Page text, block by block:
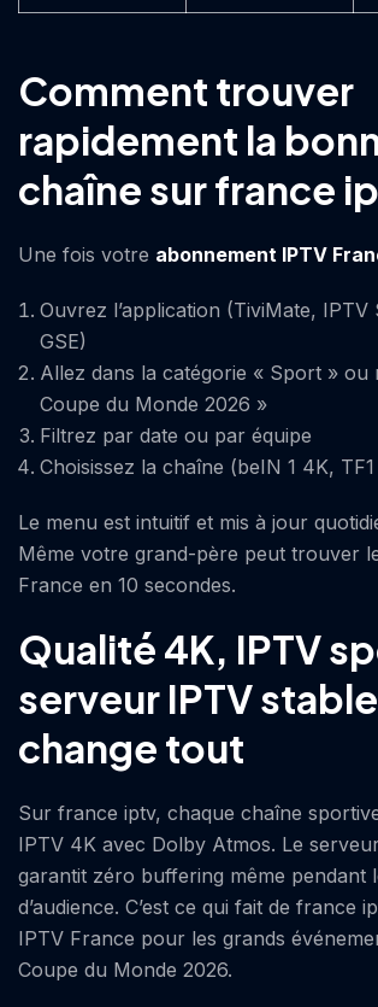
Comment trouver
rapidement la
chaîne sur france
Une fois votre abonnement IPTV
Ouvrez l’application (TiviMate, IPTV
GSE)
Allez dans la catégorie « Sport » ou
Coupe du Monde 2026 »
Filtrez par date ou par équipe
Choisissez la chaîne (beIN 1 4K,
Le menu est intuitif et mis à jour
Même votre grand-père peut trouver
France en 10 secondes.
Qualité 4K, IPTV
serveur IPTV
change tout
Sur france iptv, chaque chaîne
IPTV 4K avec Dolby Atmos. Le
garantit zéro buffering même pendant
d’audience. C’est ce qui fait de france
IPTV France pour les grands
Coupe du Monde 2026.